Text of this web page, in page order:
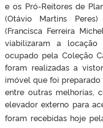
e os Pró-Reitores de
(Otávio Martins
(Francisca Ferreira
viabilizaram a
ocupado pela Coleção
foram realizadas a
imóvel que foi
entre outras melhorias,
elevador externo para
foram recebidas hoje